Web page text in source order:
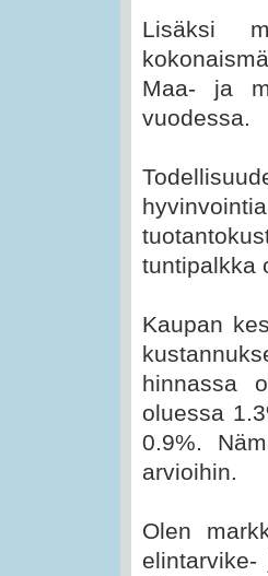
Lisäksi
Maa- ja
vuodessa.
tuntipalkka
Kaupan
hinnassa
oluessa
0.9%.
arvioihin.
Olen